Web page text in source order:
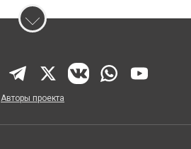
Авторы проекта